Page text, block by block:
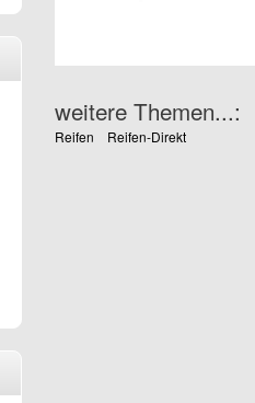
weitere Themen...:
Reifen Reifen-Direkt